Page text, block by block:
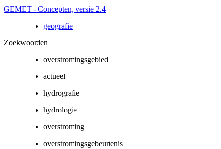
GEMET - Concepten, versie 2.4
geografie
Zoekwoorden
overstromingsgebied
actueel
hydrografie
hydrologie
overstroming
overstromingsgebeurtenis